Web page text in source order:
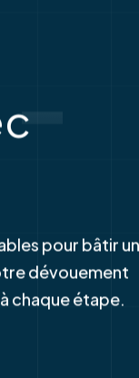
-
pour bâtir un
dévouement